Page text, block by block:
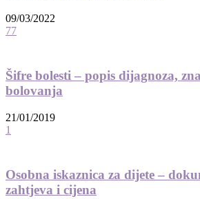
09/03/2022
77
Šifre bolesti – popis dijagnoza,
bolovanja
21/01/2019
1
Osobna iskaznica za dijete –
zahtjeva i cijena